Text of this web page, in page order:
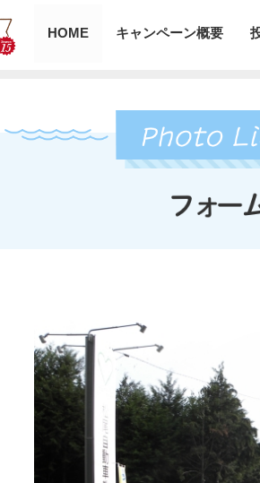
HOME キャンペーン概要